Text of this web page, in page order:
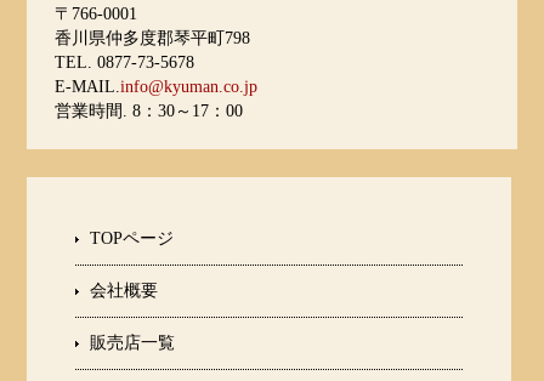
〒766-0001
香川県仲多度郡琴平町798
TEL. 0877-73-5678
E-MAIL. info@kyuman.co.jp
営業時間. 8：30～17：00
TOPページ
会社概要
販売店一覧